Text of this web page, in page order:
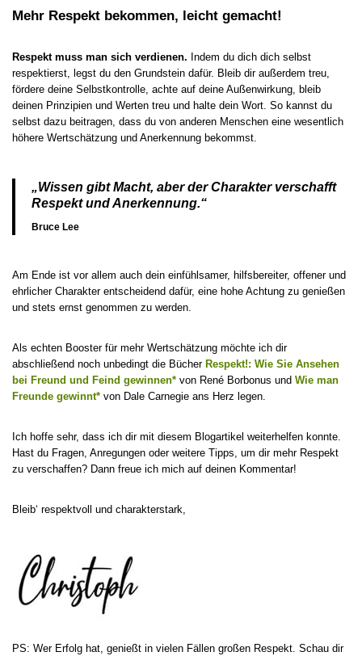
Mehr Respekt bekommen, leicht gemacht!
Respekt muss man sich verdienen. Indem du dich dich selbst
respektierst, legst du den Grundstein dafür. Bleib dir außerdem treu,
fördere deine Selbstkontrolle, achte auf deine Außenwirkung, bleib
deinen Prinzipien und Werten treu und halte dein Wort. So kannst du
selbst dazu beitragen, dass du von anderen Menschen eine wesentlich
höhere Wertschätzung und Anerkennung bekommst.
„Wissen gibt Macht, aber der Charakter verschafft
Respekt und Anerkennung.“
Bruce Lee
Am Ende ist vor allem auch dein einfühlsamer, hilfsbereiter, offener und
ehrlicher Charakter entscheidend dafür, eine hohe Achtung zu genießen
und stets ernst genommen zu werden.
Als echten Booster für mehr Wertschätzung möchte ich dir
abschließend noch unbedingt die Bücher Respekt!: Wie Sie Ansehen
bei Freund und Feind gewinnen* von René Borbonus und Wie man
Freunde gewinnt* von Dale Carnegie ans Herz legen.
Ich hoffe sehr, dass ich dir mit diesem Blogartikel weiterhelfen konnte.
Hast du Fragen, Anregungen oder weitere Tipps, um dir mehr Respekt
zu verschaffen? Dann freue ich mich auf deinen Kommentar!
Bleib‘ respektvoll und charakterstark,
PS: Wer Erfolg hat, genießt in vielen Fällen großen Respekt. Schau dir